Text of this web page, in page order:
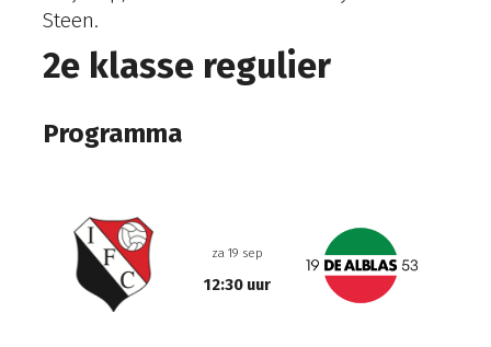
Steen.
2e klasse regulier
Programma
za 19 sep
12:30 uur